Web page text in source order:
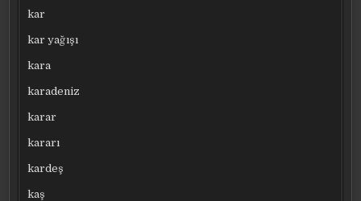
kar
kar yağışı
kara
karadeniz
karar
kararı
kardeş
kaş